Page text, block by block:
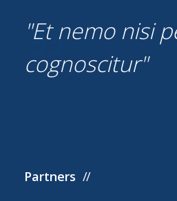
Et nemo nisi
cognoscitur
Partners